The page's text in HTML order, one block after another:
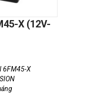
X (12V-
6FM45-X